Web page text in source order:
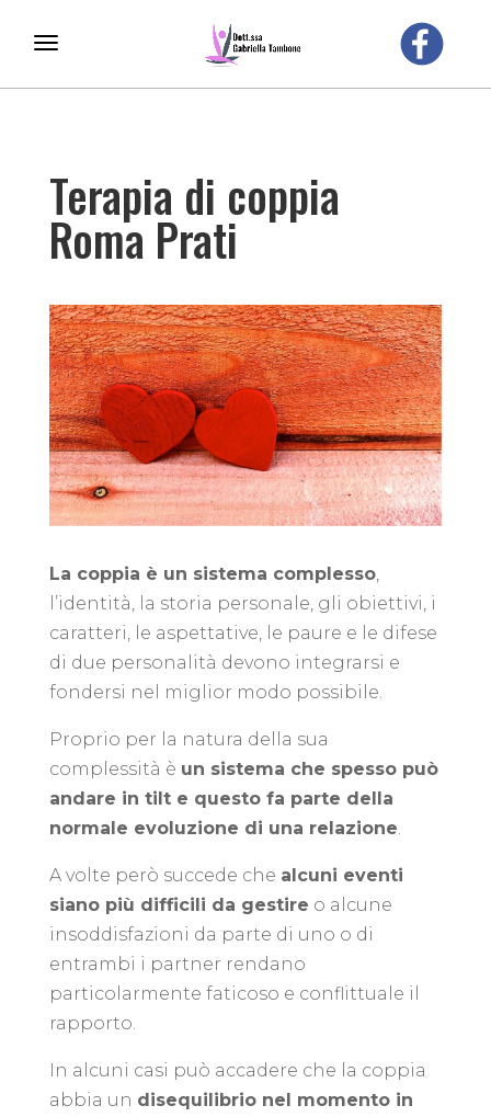
Terapia di coppia
Roma Prati
La coppia è un sistema complesso,
l’identità, la storia personale, gli obiettivi, i
caratteri, le aspettative, le paure e le difese
di due personalità devono integrarsi e
fondersi nel miglior modo possibile.
Proprio per la natura della sua
complessità è un sistema che spesso può
andare in tilt e questo fa parte della
normale evoluzione di una relazione
A volte però succede che alcuni eventi
siano più difficili da gestire o alcune
insoddisfazioni da parte di uno o di
entrambi i partner rendano
particolarmente faticoso e conflittuale il
rapporto.
In alcuni casi può accadere che la coppia
abbia un disequilibrio nel momento in